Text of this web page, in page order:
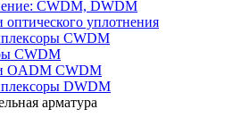
CWDM, DWDM
уплотнения
CWDM
CWDM
OADM CWDM
DWDM
арматура